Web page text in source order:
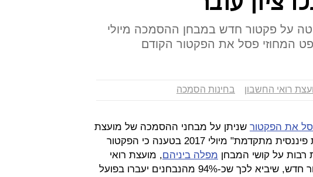
על פקטור חדש במבחן ההסמכה מיולי
רואי החשבון בחינות הסמכה
את הפקטור שניתן על מבחני ההסמכה של מועצת
רואי החשבון בנושא "חשבונאות פיננסית מתקדמת" מיולי 2017 בטענה כי הפקטור
רבות על קושי המבחן מפלה ביניהם, מועצת רואי
החשבון החליטה היום על פקטור חדש, שיביא לכך שכ-94% מהנבחנים יעברו בפועל